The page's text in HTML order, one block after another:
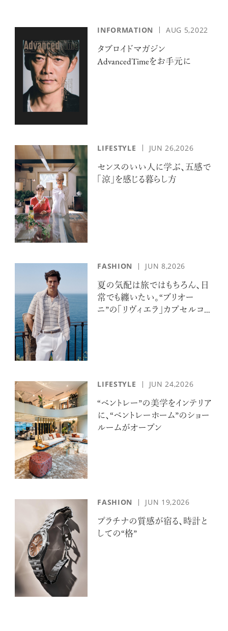
注目の記事
10年後の自分のためにやるべきこと
アクティビティの意外な視点、新たな
感覚で味わうニューヨークの魅力
記憶に残る特別な体験をオーダーメ
イド！京都で話題のラグジュアリー人
【フィリップス オークション】映画界
の巨匠のアイデアから生まれた時計
が17億円で落札！！
禁断の不倫が夫婦の純愛をあぶり
INFORMATION AUG 5,2022
タブロイドマガジン
AdvancedTimeをお手元に
LIFESTYLE JUN 26,2026
センスのいい人に学ぶ、五感で
「涼」を感じる暮らし方
FASHION JUN 8,2026
夏の気配は旅ではもちろん、日
常でも纏いたい。“ブリオー
ニ”の「リヴィエラ」カプセルコレ
LIFESTYLE JUN 24,2026
“ベントレー”の美学をインテリア
に、“ベントレーホーム”のショー
ルームがオープン
FASHION JUN 19,2026
プラチナの質感が宿る、時計と
しての“格”